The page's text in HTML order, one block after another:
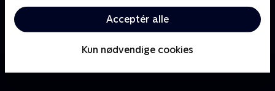
Acceptér alle
Kun nødvendige cookies
pige. Da det viser sig, at der er systemfejl i
Rigspolitiets DNA-register, genoptages den gamle
sag, og Rolf bliver igen involveret. Men han har en
skjult dagsorden: Han håber endelig at finde ud af,